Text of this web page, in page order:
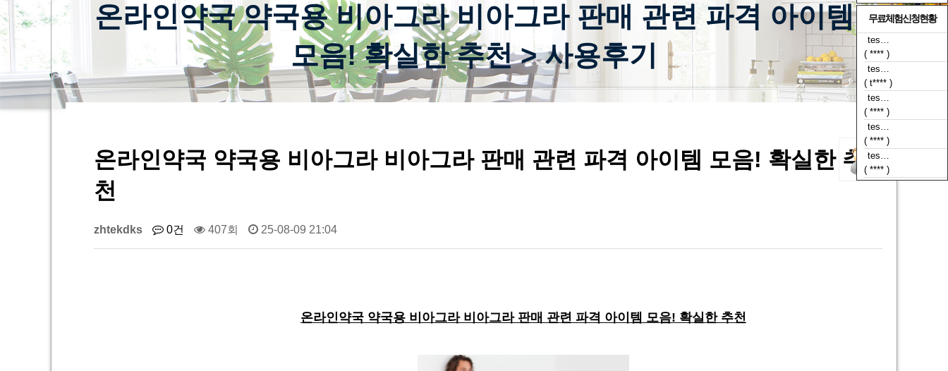
온라인약국 약국용 비아그라 비아그라 판매 관련 파격 아이템
모음! 확실한 추천 > 사용후기
온라인약국 약국용 비아그라 비아그라 판매 관련 파격 아이템 모음! 확실한 추
천
zhtekdks 0건 407회 25-08-09 21:04
온라인약국 약국용 비아그라 비아그라 판매 관련 파격 아이템 모음! 확실한 추천
무료체험신청현황
tes…
( **** )
tes…
( t**** )
tes…
( **** )
tes…
( **** )
tes…
( **** )